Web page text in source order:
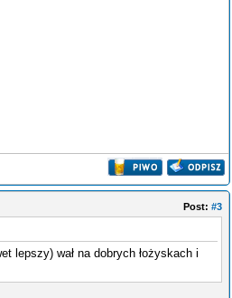
Post:#3
lepszy) wał na dobrych łożyskach i